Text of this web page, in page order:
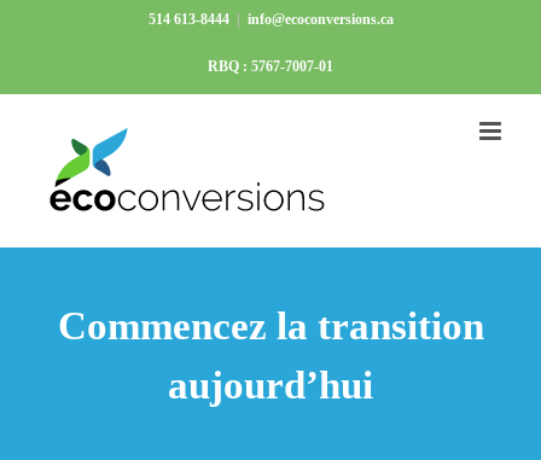
contenu
514 613-8444 info@ecoconversions.ca
RBQ : 5767-7007-01
Commencez la transition
aujourd’hui